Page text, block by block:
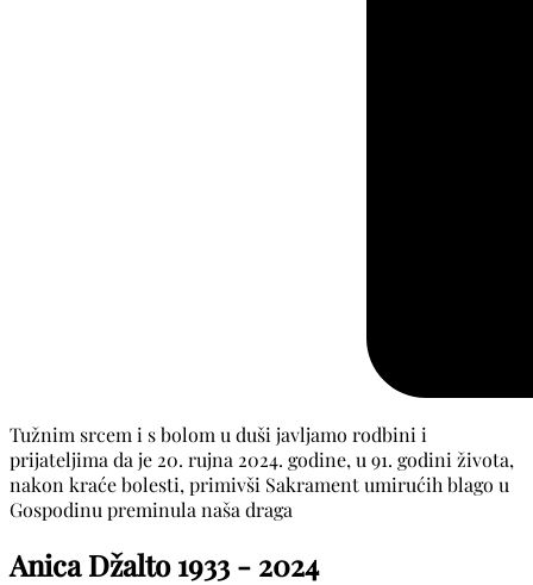
Tužnim srcem i s bolom u duši javljamo rodbini i
prijateljima da je 20. rujna 2024. godine, u 91. godini života,
nakon kraće bolesti, primivši Sakrament umirućih blago u
Gospodinu preminula naša draga
Anica Džalto1933 - 2024